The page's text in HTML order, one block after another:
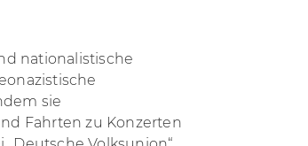
nationalistische
sie
Fahrten zu Konzerten